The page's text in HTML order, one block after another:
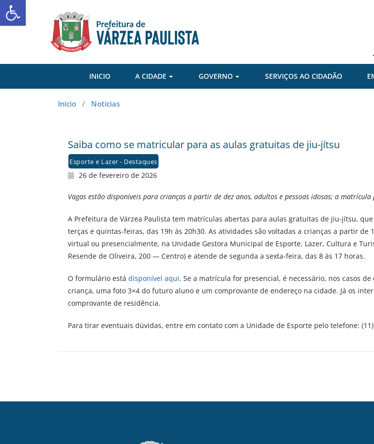
Skip
to
INICIO A CIDADE GOVERNO SERVIÇOS AO CIDADÃO
Início / Notícias
Saiba como se matricular para as aulas gratuitas de jiu-jítsu
Esporte e Lazer - Destaques
26 de fevereiro de 2026
Vagas estão disponíveis para crianças a partir de dez anos, adultos e pessoas idosas; a
A Prefeitura de Várzea Paulista tem matrículas abertas para aulas gratuitas de jiu-jítsu,
terças e quintas-feiras, das 19h às 20h30. As atividades são voltadas a crianças a partir
virtual ou presencialmente, na Unidade Gestora Municipal de Esporte, Lazer, Cultura e
Resende de Oliveira, 200 — Centro) e atende de segunda a sexta-feira, das 8 às 17 horas.
O formulário está disponível aqui. Se a matrícula for presencial, é necessário, nos casos
criança, uma foto 3×4 do futuro aluno e um comprovante de endereço na cidade. Já os
comprovante de residência.
Para tirar eventuais dúvidas, entre em contato com a Unidade de Esporte pelo telefone: (11)